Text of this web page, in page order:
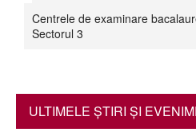
Centrele de examinare
Sectorul 3
ULTIMELE ŞTIRI ŞI